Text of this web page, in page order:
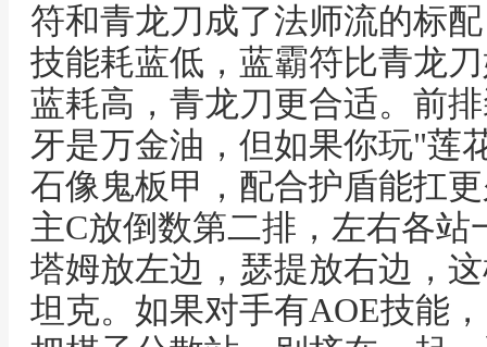
符和青龙刀成了法师流的标
技能耗蓝低，蓝霸符比青龙
蓝耗高，青龙刀更合适。前
牙是万金油，但如果你玩"莲
石像鬼板甲，配合护盾能扛
主C放倒数第二排，左右各
塔姆放左边，瑟提放右边，
坦克。如果对手有AOE技能